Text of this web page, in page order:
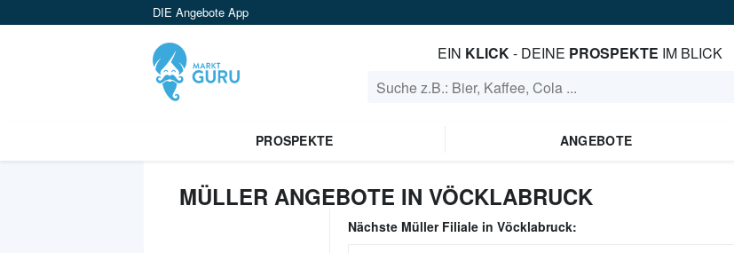
DIE Angebote App
EIN KLICK- DEINE PROSPEKTE IM BLICK
PROSPEKTE ANGEBOTE
MÜLLER ANGEBOTE IN VÖCKLABRUCK
Nächste MüllerFiliale in Vöcklabruck: